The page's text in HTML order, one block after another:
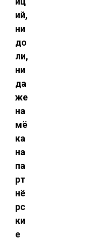
ий,
ни
до
ли,
ни
да
же
на
мё
ка
на
па
рт
нё
рс
ки
е